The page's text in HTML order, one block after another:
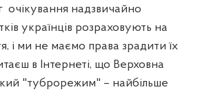
очікування надзвичайно
українців розраховують на
і ми не маємо права зрадити їх
в Інтернеті, що Верховна
"туброрежим" – найбільше